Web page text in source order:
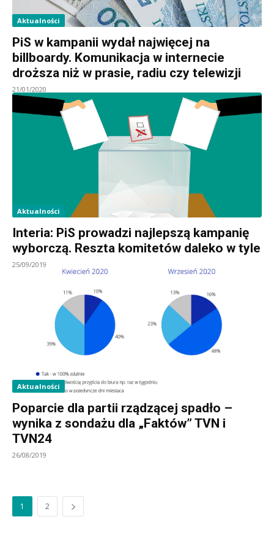
Aktualności
PiS w kampanii wydał najwięcej na
billboardy. Komunikacja w internecie
droższa niż w prasie, radiu czy telewizji
21/01/2020
Aktualności
Interia: PiS prowadzi najlepszą kampanię
wyborczą. Reszta komitetów daleko w tyle
25/09/2019
Aktualności
Poparcie dla partii rządzącej spadło –
wynika z sondażu dla „Faktów” TVN i
TVN24
26/08/2019
1 2